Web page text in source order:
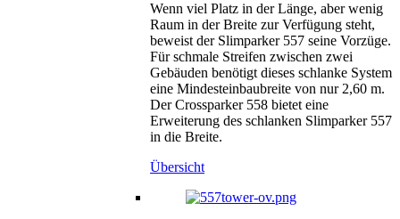
Wenn viel Platz in der Länge, aber wenig
Raum in der Breite zur Verfügung steht,
beweist der Slimparker 557 seine Vorzüge.
Für schmale Streifen zwischen zwei
Gebäuden benötigt dieses schlanke System
eine Mindesteinbaubreite von nur 2,60 m.
Der Crossparker 558 bietet eine
Erweiterung des schlanken Slimparker 557
in die Breite.
Übersicht